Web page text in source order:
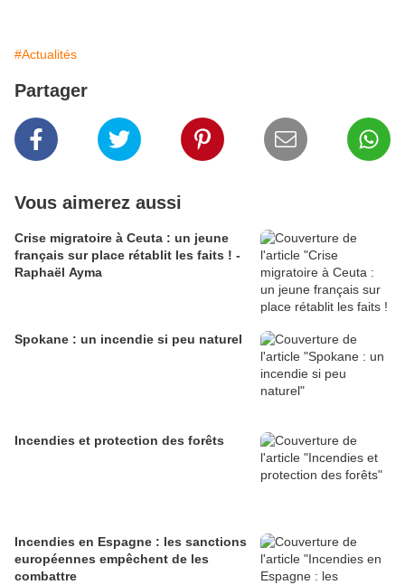
#Actualités
Partager
Vous aimerez aussi
Crise migratoire à Ceuta : un jeune
français sur place rétablit les faits ! -
Raphaël Ayma
Spokane : un incendie si peu naturel
Incendies et protection des forêts
Incendies en Espagne : les sanctions
européennes empêchent de les
combattre